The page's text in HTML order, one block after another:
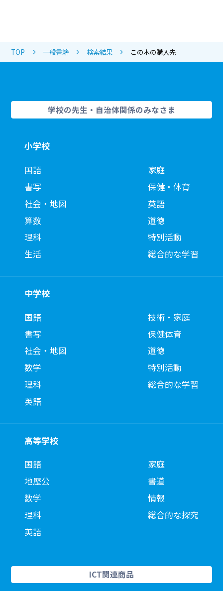
TOP 一般書籍 検索結果 この本の購入先
学校の先生・自治体関係のみなさま
小学校
国語
書写
社会・地図
算数
理科
生活
家庭
保健・体育
英語
道徳
特別活動
総合的な学習
中学校
国語
書写
社会・地図
数学
理科
英語
技術・家庭
保健体育
道徳
特別活動
総合的な学習
高等学校
国語
地歴公
数学
理科
英語
家庭
書道
情報
総合的な探究
ICT関連商品